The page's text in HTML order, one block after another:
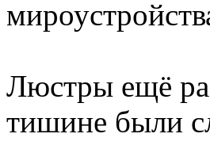
Люстры ещё
тишине были